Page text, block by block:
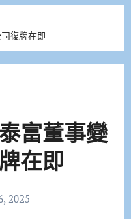
復牌在即
富董事變
在即
2025